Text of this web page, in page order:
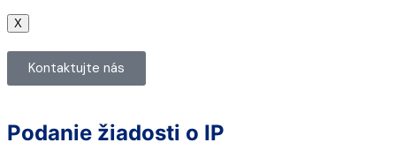
X
Kontaktujte nás
Podanie žiadosti o IP